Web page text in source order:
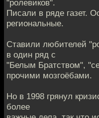
"ролевиков".
Писали в ряде газет.
региональные.
Ставили любителей
в один ряд с
"Белым Братством",
прочими мозгоёбами.
Но в 1998 грянул
более